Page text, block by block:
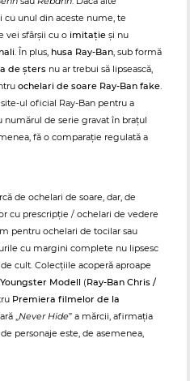
unul din aceste nume, te
vei sfârșii cu o imitație și nu
. În plus, husa Ray-Ban, sub formă
de șters nu ar trebui să lipsească,
ochelari de soare Ray-Ban fake.
ul oficial Ray-Ban pentru a
de serie gravat în brațul
fă o comparație regulată a
de ochelari de soare, dar, de
cu prescripție / ochelari de vedere
pentru ochelari de tocilar sau
cu margini complete nu lipsesc
cult. Colecțiile acoperă aproape
Youngster Modell (Ray-Ban Chris /
Premiera filmelor de la
„Never Hide” a mărcii, afirmația
personaje este, de asemenea,